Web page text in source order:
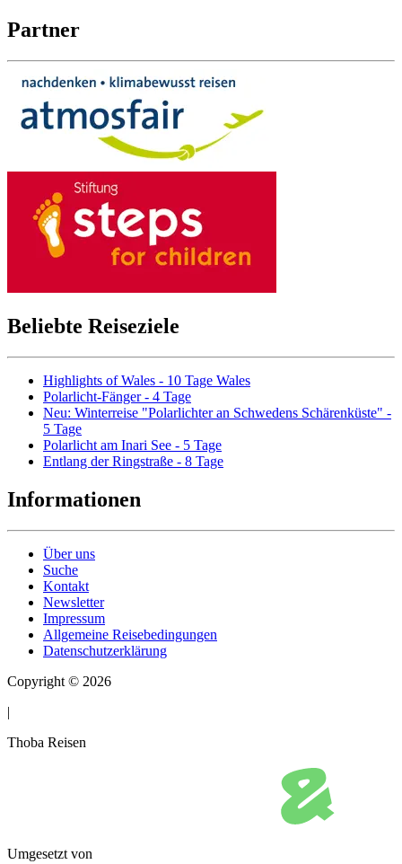
Partner
Beliebte Reiseziele
Highlights of Wales - 10 Tage Wales
Polarlicht-Fänger - 4 Tage
Neu: Winterreise "Polarlichter an Schwedens Schärenküste" -
5 Tage
Polarlicht am Inari See - 5 Tage
Entlang der Ringstraße - 8 Tage
Informationen
Über uns
Suche
Kontakt
Newsletter
Impressum
Allgemeine Reisebedingungen
Datenschutzerklärung
Copyright © 2026
|
Thoba Reisen
Umgesetzt von